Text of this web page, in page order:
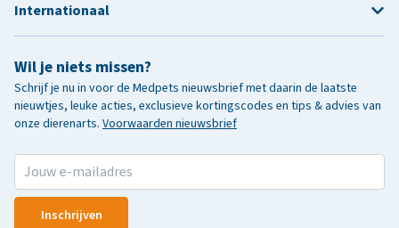
Wil je niets missen?
Schrijf je nu in voor de Medpets nieuwsbrief met daarin de laatste
nieuwtjes, leuke acties, exclusieve kortingscodes en tips & advies van
onze dierenarts. Voorwaarden nieuwsbrief
Inschrijven
Internationaal